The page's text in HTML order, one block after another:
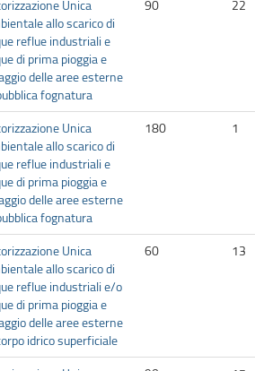
Unica
allo scarico di
reflue industriali e
di prima pioggia e
delle aree esterne
fognatura
90 22
Unica
allo scarico di
reflue industriali e
di prima pioggia e
delle aree esterne
fognatura
180 1
Unica
allo scarico di
reflue industriali e/o
di prima pioggia e
delle aree esterne
idrico superficiale
60 13